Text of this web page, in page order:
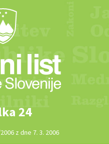
24
z dne 7. 3. 2006